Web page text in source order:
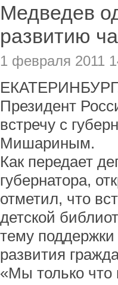
Медведев
развитию
1 февраля 2011
ЕКАТЕРИНБУРГ.
Президент
встречу с
Мишариным.
Как передает
губернатора,
отметил, что
детской
тему
развития
«Мы только что